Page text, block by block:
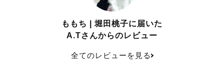
ももち | 堀田桃子に届いた
A.Tさんからのレビュー
全てのレビューを見る